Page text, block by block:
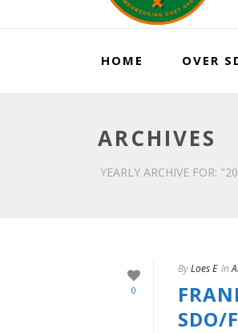
HOME OVER
ARCHIVES
YEARLY ARCHIVE FOR:
0
ByLoes E In
SDO/